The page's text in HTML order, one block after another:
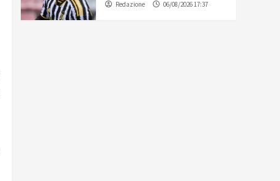
Redazione 06/08/2026 17:37